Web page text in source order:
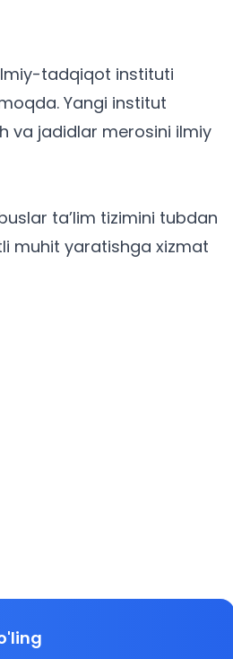
tadqiqot instituti
Yangi institut
va jadidlar merosini ilmiy
ta’lim tizimini tubdan
muhit yaratishga xizmat